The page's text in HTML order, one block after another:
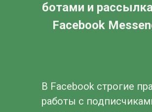
ботами и
Facebook
В Facebook строгие
работы с